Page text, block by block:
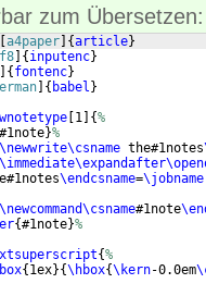
zum Übersetzen:
a4paper {article}
{ inputenc}
{ fontenc}
{ babel }
1 {%
#1note}%
the#1notes
\endcsname=\jobname
#1note
{#1note}%
{%
{ 1ex}{\hbox{\kern-0.0em